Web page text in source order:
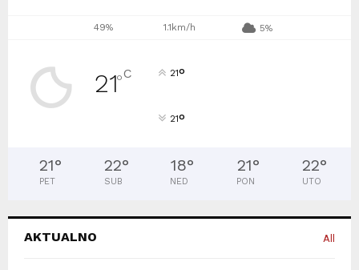
49% 1.1km/h 5%
21°C 21°
21°
21°
PET
22°
SUB
18°
NED
21°
PON
22°
UTO
AKTUALNO All